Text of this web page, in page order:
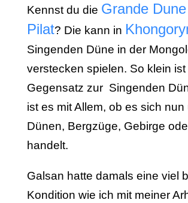
Kennst du die Grande
Pilat? Die kann in
Singenden Düne in der
verstecken spielen. So klein ist
Gegensatz zur Singenden
ist es mit Allem, ob es sich nun
Dünen, Bergzüge, Gebirge
handelt.
Galsan hatte damals eine viel
Kondition wie ich mit meiner